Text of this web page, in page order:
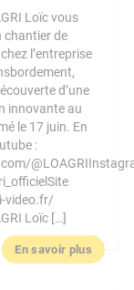
Loïc vous
chantier de
l’entreprise
d’une
innovante au
le 17 juin. En
:
video.fr/
Loïc […]
En savoir plus